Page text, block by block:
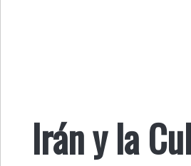
Irán y la